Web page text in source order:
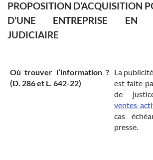
PROPOSITION D’ACQUISITION
D’UNE ENTREPRISE EN
JUDICIAIRE
Où trouver l’information ?
(D. 286 et L. 642-22)
La
est faite
de
ventes-
cas
presse.